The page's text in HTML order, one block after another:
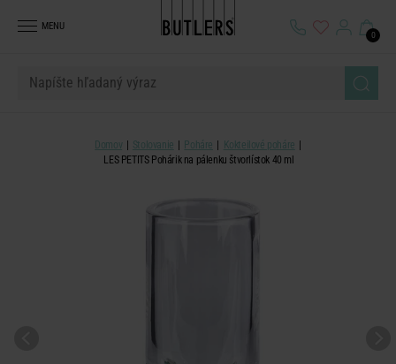
MENU
0
Domov Stolovanie Poháre
Kokteilové poháre
LES PETITS Pohárik na pálenku štvorlístok 40 ml